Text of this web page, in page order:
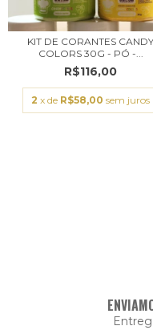
KIT DE CORANTES CANDY
COLORS 30G - PÓ -...
R$116,00
2 x de R$58,00 sem juros